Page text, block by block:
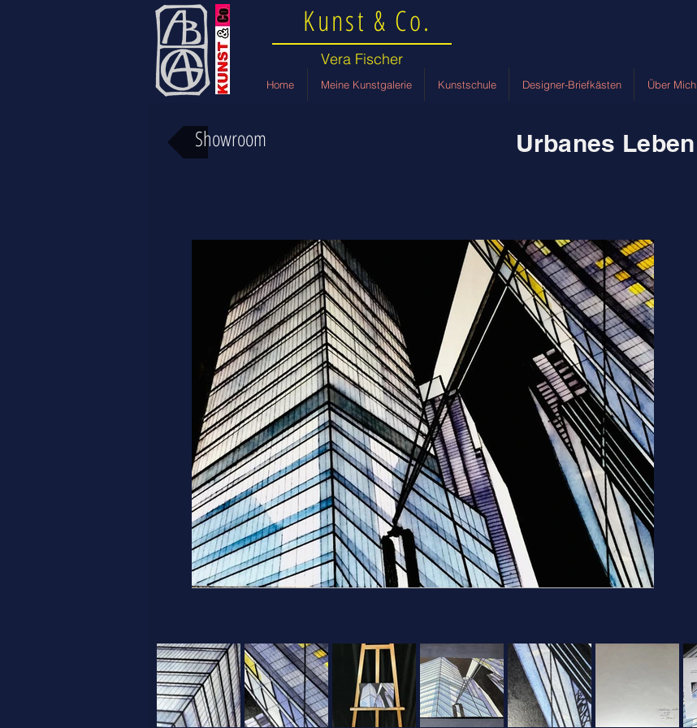
Kunst & Co.
Vera Fischer
Home Meine Kunstgalerie Kunstschule Designer-Briefkästen Über Mich
Showroom Urbanes Leben